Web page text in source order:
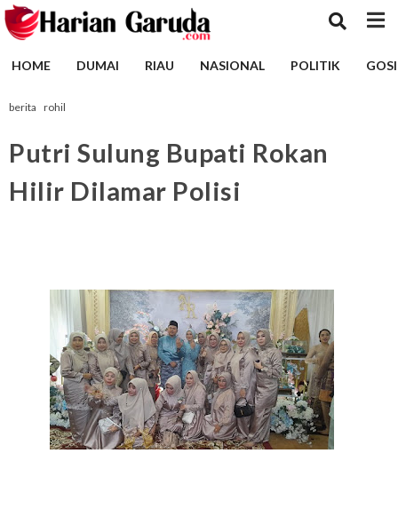
HOME DUMAI RIAU NASIONAL POLITIK
berita rohil
Putri Sulung Bupati Rokan
Hilir Dilamar Polisi